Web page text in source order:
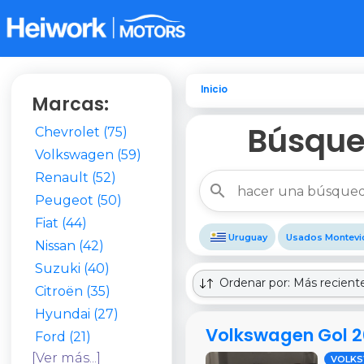
Marcas:
Chevrolet (75)
Volkswagen (59)
Renault (52)
Peugeot (50)
Fiat (44)
Nissan (42)
Suzuki (40)
Citroën (35)
Hyundai (27)
Ford (21)
[Ver más...]
Inicio
Uruguay Usados
Ordenar por: Más
Volkswagen Gol